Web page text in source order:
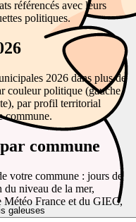
galeuses
référencés avec leurs
politiques.
2026 dans plus de
couleur politique (gauche,
par profil territorial
commune.
commune
votre commune : jours de
du niveau de la mer,
Météo France et du GIEC,